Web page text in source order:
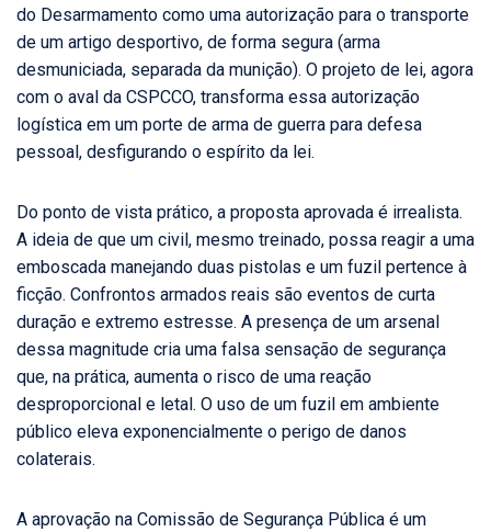
do Desarmamento como uma autorização para o transporte
de um artigo desportivo, de forma segura (arma
desmuniciada, separada da munição). O projeto de lei, agora
com o aval da CSPCCO, transforma essa autorização
logística em um porte de arma de guerra para defesa
pessoal, desfigurando o espírito da lei.
Do ponto de vista prático, a proposta aprovada é irrealista.
A ideia de que um civil, mesmo treinado, possa reagir a uma
emboscada manejando duas pistolas e um fuzil pertence à
ficção. Confrontos armados reais são eventos de curta
duração e extremo estresse. A presença de um arsenal
dessa magnitude cria uma falsa sensação de segurança
que, na prática, aumenta o risco de uma reação
desproporcional e letal. O uso de um fuzil em ambiente
público eleva exponencialmente o perigo de danos
colaterais.
A aprovação na Comissão de Segurança Pública é um